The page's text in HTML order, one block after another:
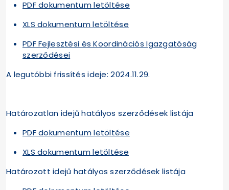
PDF dokumentum letöltése
XLS dokumentum letöltése
PDF Fejlesztési és Koordinációs Igazgatóság
szerződései
A legutóbbi frissítés ideje: 2024.11.29.
Határozatlan idejű hatályos szerződések listája
PDF dokumentum letöltése
XLS dokumentum letöltése
Határozott idejű hatályos szerződések listája